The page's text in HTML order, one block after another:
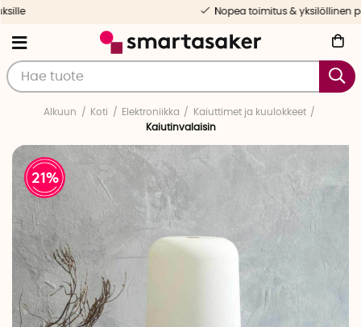
Nopea toimitus & yksilöllinen palvelu
Alkuun Koti Elektroniikka
Kaiuttimet ja kuulokkeet
Kaiutinvalaisin
21